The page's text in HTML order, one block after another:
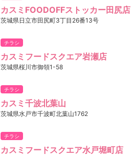
カスミFOODOFFストッカー田尻店
茨城県日立市田尻町3丁目26番13号
チラシ
カスミフードスクエア岩瀬店
茨城県桜川市御領1-58
チラシ
カスミ千波北葉山
茨城県水戸市千波町北葉山1762
チラシ
カスミフードスクエア水戸堀町店